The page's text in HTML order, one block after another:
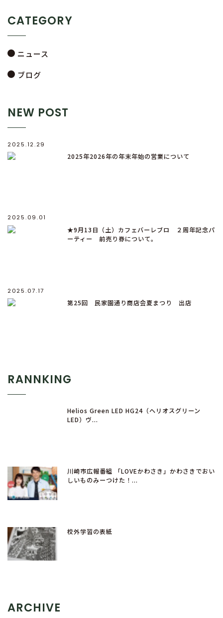
CATEGORY
ニュース
ブログ
NEW POST
2025.12.29
2025年2026年の年末年始の営業について
2025.09.01
★9月13日（土）カフェバーレブロ ２周年記念パ
ーティー 前売り券について。
2025.07.17
第25回 民家園通り商店会夏まつり 出店
RANNKING
Helios Green LED HG24（ヘリオスグリーン
LED）ヴ...
川崎市広報番組 「LOVEかわさき」かわさきでおい
しいものみーつけた！...
校外学習の表紙
ARCHIVE